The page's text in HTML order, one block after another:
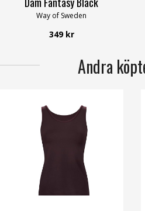
Way of Sweden
349 kr
Andra